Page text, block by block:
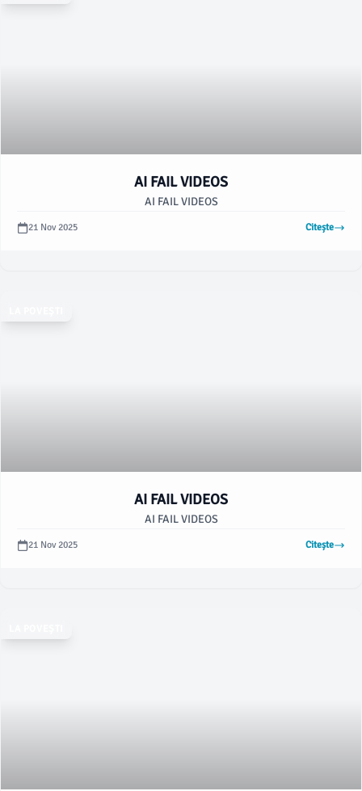
AI FAIL VIDEOS
AI FAIL VIDEOS
21 Nov 2025 Citește
AI FAIL VIDEOS
AI FAIL VIDEOS
21 Nov 2025 Citește